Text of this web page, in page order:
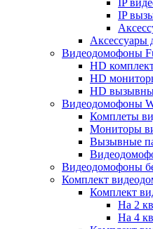
IP
IP
Аксессуары
Видеодомофоны
HD
HD
HD
Видеодомофоны
Комплеты
Мониторы
Вызывные
Видеодомофоны
Комплект
Комплект
На 2
На 4